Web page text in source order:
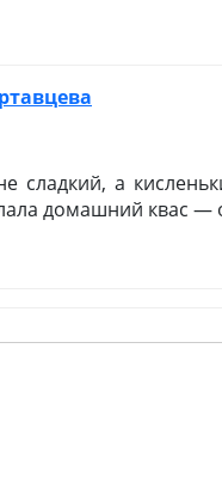
сладкий, а
домашний квас —